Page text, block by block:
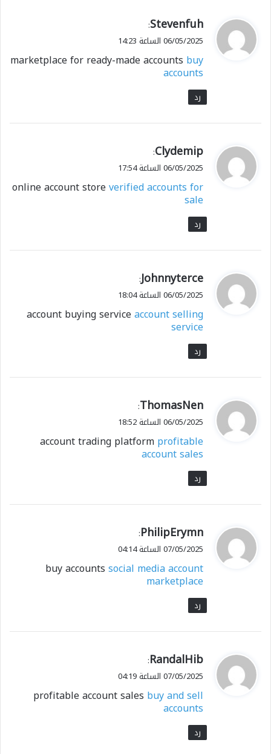
ي
ق
ل
Stevenfuh
:
06/05/2025 الساعة 14:23
marketplace for ready-made accounts buy
accounts
رد
ي
ق
ل
Clydemip
:
06/05/2025 الساعة 17:54
online account storeverified accounts for
sale
رد
ي
ق
ل
Johnnyterce
:
06/05/2025 الساعة 18:04
account buying serviceaccount selling
service
رد
ي
ق
ل
ThomasNen
:
06/05/2025 الساعة 18:52
account trading platformprofitable
account sales
رد
ي
ق
ل
PhilipErymn
:
07/05/2025 الساعة 04:14
buy accountssocial media account
marketplace
رد
ي
ق
ل
RandalHib
:
07/05/2025 الساعة 04:19
profitable account sales buy and sell
accounts
رد